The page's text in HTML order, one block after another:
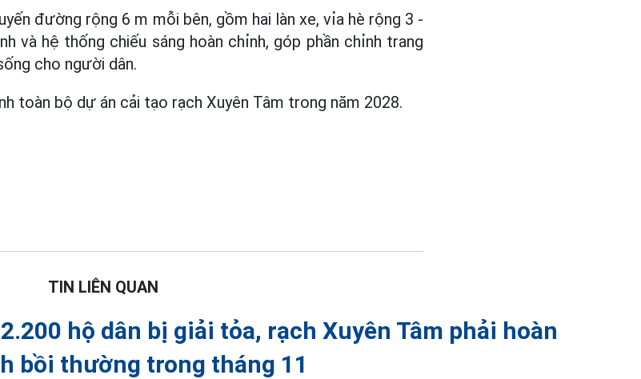
đường rộng 6 m mỗi bên, gồm hai làn xe, vỉa hè rộng 3 -
và hệ thống chiếu sáng hoàn chỉnh, góp phần chỉnh trang
cho người dân.
toàn bộ dự án cải tạo rạch Xuyên Tâm trong năm 2028.
TIN LIÊN QUAN
hộ dân bị giải tỏa, rạch Xuyên Tâm phải hoàn
bồi thường trong tháng 11